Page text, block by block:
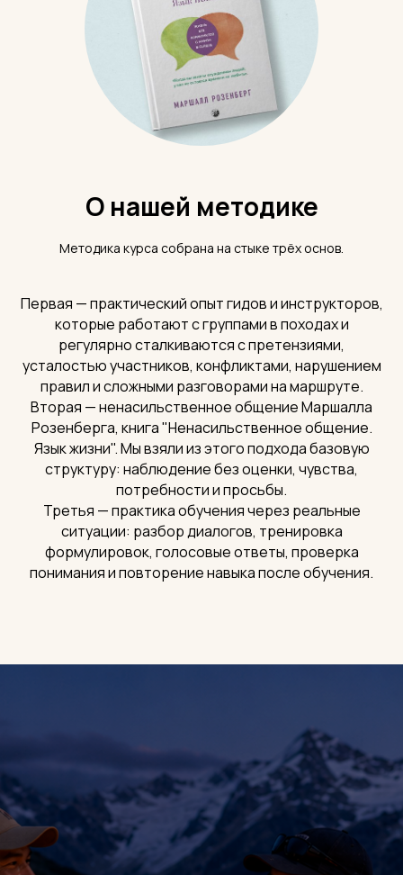
О нашей методике
Методика курса собрана на стыке трёх основ.
Первая — практический опыт гидов и инструкторов,
которые работают с группами в походах и
регулярно сталкиваются с претензиями,
усталостью участников, конфликтами, нарушением
правил и сложными разговорами на маршруте.
Вторая — ненасильственное общение Маршалла
Розенберга, книга "Ненасильственное общение.
Язык жизни". Мы взяли из этого подхода базовую
структуру: наблюдение без оценки, чувства,
потребности и просьбы.
Третья — практика обучения через реальные
ситуации: разбор диалогов, тренировка
формулировок, голосовые ответы, проверка
понимания и повторение навыка после обучения.